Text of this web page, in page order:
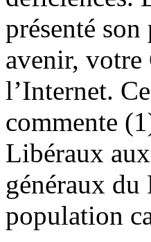
présenté
avenir, votre
l’Internet.
commente
Libéraux
généraux
population